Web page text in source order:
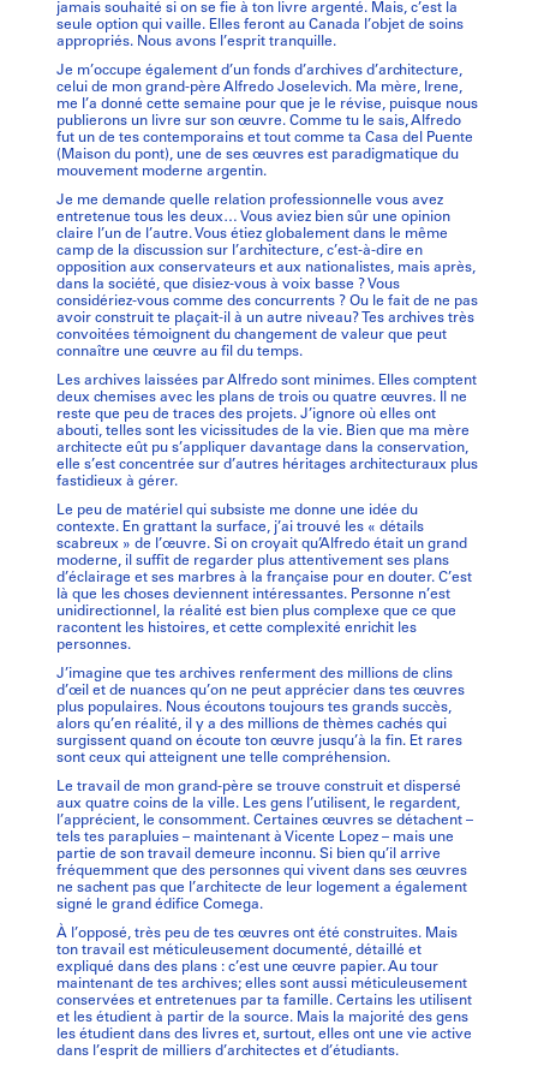
jamais souhaité si on se fie à ton livre argenté. Mais, c’est la
seule option qui vaille. Elles feront au Canada l’objet de soins
appropriés. Nous avons l’esprit tranquille.
Je m’occupe également d’un fonds d’archives d’architecture,
celui de mon grand-père Alfredo Joselevich. Ma mère, Irene,
me l’a donné cette semaine pour que je le révise, puisque nous
publierons un livre sur son œuvre. Comme tu le sais, Alfredo
fut un de tes contemporains et tout comme ta Casa del Puente
(Maison du pont), une de ses œuvres est paradigmatique du
mouvement moderne argentin.
Je me demande quelle relation professionnelle vous avez
entretenue tous les deux… Vous aviez bien sûr une opinion
claire l’un de l’autre. Vous étiez globalement dans le même
camp de la discussion sur l’architecture, c’est-à-dire en
opposition aux conservateurs et aux nationalistes, mais après,
dans la société, que disiez-vous à voix basse ? Vous
considériez-vous comme des concurrents ? Ou le fait de ne pas
avoir construit te plaçait-il à un autre niveau? Tes archives très
convoitées témoignent du changement de valeur que peut
connaître une œuvre au fil du temps.
Les archives laissées par Alfredo sont minimes. Elles comptent
deux chemises avec les plans de trois ou quatre œuvres. Il ne
reste que peu de traces des projets. J’ignore où elles ont
abouti, telles sont les vicissitudes de la vie. Bien que ma mère
architecte eût pu s’appliquer davantage dans la conservation,
elle s’est concentrée sur d’autres héritages architecturaux plus
fastidieux à gérer.
Le peu de matériel qui subsiste me donne une idée du
contexte. En grattant la surface, j’ai trouvé les « détails
scabreux » de l’œuvre. Si on croyait qu’Alfredo était un grand
moderne, il suffit de regarder plus attentivement ses plans
d’éclairage et ses marbres à la française pour en douter. C’est
là que les choses deviennent intéressantes. Personne n’est
unidirectionnel, la réalité est bien plus complexe que ce que
racontent les histoires, et cette complexité enrichit les
personnes.
J’imagine que tes archives renferment des millions de clins
d’œil et de nuances qu’on ne peut apprécier dans tes œuvres
plus populaires. Nous écoutons toujours tes grands succès,
alors qu’en réalité, il y a des millions de thèmes cachés qui
surgissent quand on écoute ton œuvre jusqu’à la fin. Et rares
sont ceux qui atteignent une telle compréhension.
Le travail de mon grand-père se trouve construit et dispersé
aux quatre coins de la ville. Les gens l’utilisent, le regardent,
l’apprécient, le consomment. Certaines œuvres se détachent –
tels tes parapluies – maintenant à Vicente Lopez – mais une
partie de son travail demeure inconnu. Si bien qu’il arrive
fréquemment que des personnes qui vivent dans ses œuvres
ne sachent pas que l’architecte de leur logement a également
signé le grand édifice Comega.
À l’opposé, très peu de tes œuvres ont été construites. Mais
ton travail est méticuleusement documenté, détaillé et
expliqué dans des plans : c’est une œuvre papier. Au tour
maintenant de tes archives; elles sont aussi méticuleusement
conservées et entretenues par ta famille. Certains les utilisent
et les étudient à partir de la source. Mais la majorité des gens
les étudient dans des livres et, surtout, elles ont une vie active
dans l’esprit de milliers d’architectes et d’étudiants.